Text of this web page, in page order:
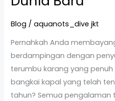
Blog /aquanots_dive jkt
Pernahkah Anda
berdampingan dengan
terumbu karang yang
bangkai kapal yang telah
tahun? Semua pengalaman
Penyelam
Hobi
yang
Membuka
Dunia
Baru